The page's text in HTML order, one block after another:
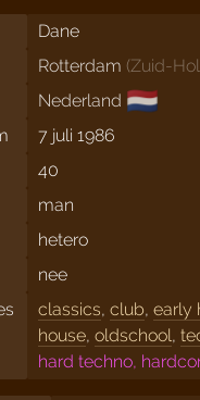
Dane
Rotterdam (Zuid-
Nederland 🇳🇱
7 juli 1986
40
man
hetero
nee
classics,club,early
house,oldschool,
hard techno,